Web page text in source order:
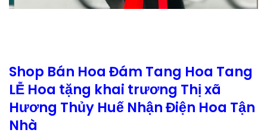
Shop Bán Hoa Đám Tang Hoa Tang
LỄ Hoa tặng khai trương Thị xã
Hương Thủy Huế Nhận Điện Hoa Tận
Nhà